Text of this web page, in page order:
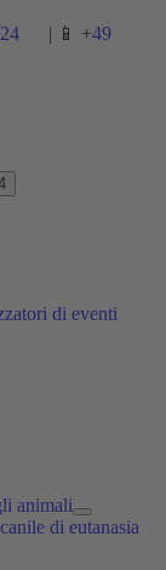
| 📱 +49
di eventi
animali
di eutanasia